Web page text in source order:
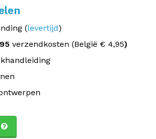
(levertijd)
verzendkosten (België € 4,95)